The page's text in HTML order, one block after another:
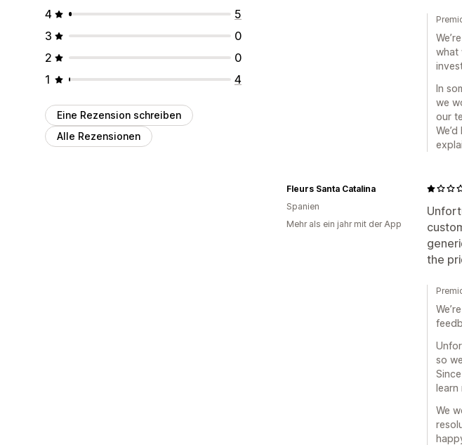
4
5
3
0
2
0
1
4
Eine Rezension schreiben
Alle Rezensionen
what
In
we
our
the
Fleurs Santa Catalina
Spanien
Mehr als ein jahr mit der App
so
learn
We